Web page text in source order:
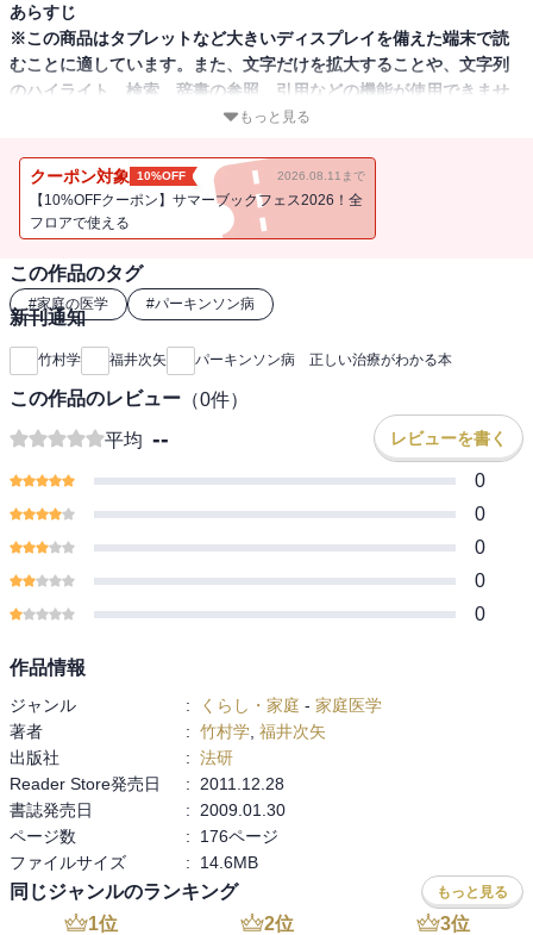
あらすじ
※この商品はタブレットなど大きいディスプレイを備えた端末で読
むことに適しています。また、文字だけを拡大することや、文字列
のハイライト、検索、辞書の参照、引用などの機能が使用できませ
パーキンソン病は、脳神経の病気の中ではアルツハイマー病に次い
で発祥頻度の高い病気で、生活の質が著しく低下するため、難病に
指定されています。以前は、寝たきりになる人が多かったのです
な治療を行えば寝たきりの状態は防げるようになってきました。さ
らに、病気が進行してさまざまな症状が現れても、薬物療法に加
え、必要な支援を受けることも可能です。本書では、「最新の治療
法」をはじめ、「治療薬の詳細」や「進行を予防する方法」などに
ついて詳しく紹介します。
もっと見る
クーポン対象 10%OFF 2026.08.11まで
【10%OFFクーポン】サマーブックフェス2026！全
フロアで使える
この作品のタグ
#家庭の医学 #パーキンソン病
新刊通知
竹村学 福井次矢 パーキンソン病 正しい治療がわかる本
この作品のレビュー （0件）
平均 -- レビューを書く
0
0
0
0
0
作品情報
ジャンル : くらし・家庭 - 家庭医学
著者
: 竹村学 福井次矢
出版社
: 法研
Reader Store発売日
:
2011.12.28
書誌発売日
:
2009.01.30
ページ数
:
176ページ
ファイルサイズ
: 14.6MB
同じジャンルのランキング もっと見る
1位 2位 3位